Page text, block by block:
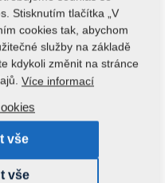
stroje:
kg
Stisknutím tlačítka „V
cookies tak, abychom
služby na základě
kdykoli změnit na stránce
Více informací
vše
vše